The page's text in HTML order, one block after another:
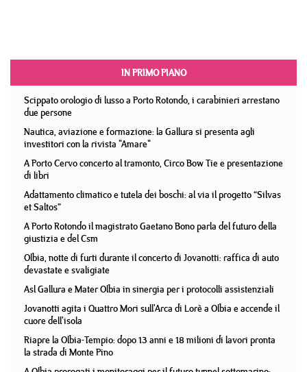
IN PRIMO PIANO
Scippato orologio di lusso a Porto Rotondo, i carabinieri arrestano
due persone
Nautica, aviazione e formazione: la Gallura si presenta agli
investitori con la rivista "Amare"
A Porto Cervo concerto al tramonto, Circo Bow Tie e presentazione
di libri
Adattamento climatico e tutela dei boschi: al via il progetto “Silvas
et Saltos”
A Porto Rotondo il magistrato Gaetano Bono parla del futuro della
giustizia e del Csm
Olbia, notte di furti durante il concerto di Jovanotti: raffica di auto
devastate e svaligiate
Asl Gallura e Mater Olbia in sinergia per i protocolli assistenziali
Jovanotti agita i Quattro Mori sull'Arca di Lorè a Olbia e accende il
cuore dell'isola
Riapre la Olbia-Tempio: dopo 13 anni e 18 milioni di lavori pronta
la strada di Monte Pino